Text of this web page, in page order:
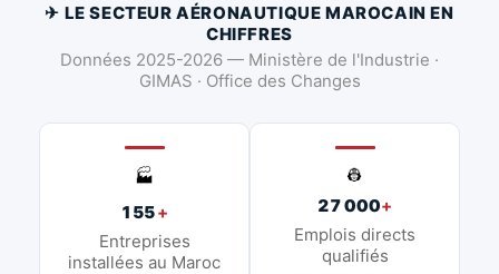
✈ LE SECTEUR AÉRONAUTIQUE MAROCAIN EN
CHIFFRES
Données 2025-2026 — Ministère de l'Industrie ·
GIMAS · Office des Changes
🏭
155+
Entreprises
installées au Maroc
👷
27 000+
Emplois directs
qualifiés